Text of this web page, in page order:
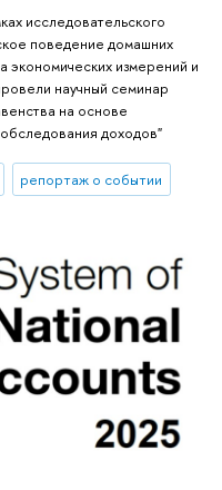
исследовательского
поведение домашних
экономических измерений и
научный семинар
на основе
доходов"
репортаж о событии